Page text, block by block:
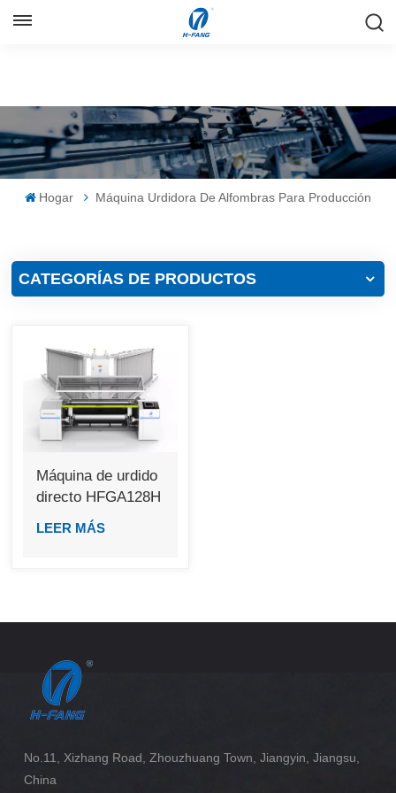
Русский
Español
Hogar Máquina Urdidora De Alfombras Para Producción
CATEGORÍAS DE PRODUCTOS
Máquina de urdido
directo HFGA128H
LEER MÁS
No.11, Xizhang Road, Zhouzhuang Town, Jiangyin, Jiangsu,
China